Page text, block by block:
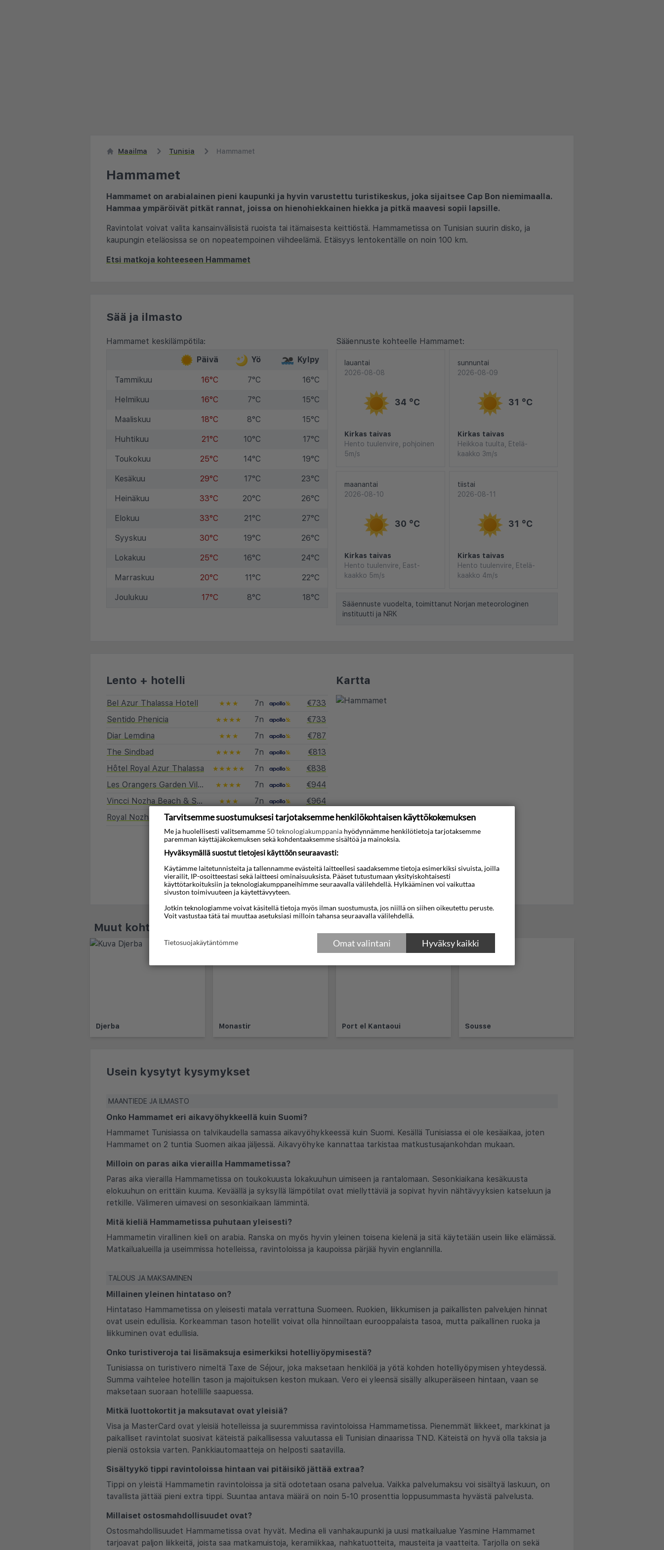
Maailma Tunisia Hammamet
Hammamet
Hammamet on arabialainen pieni kaupunki ja hyvin varustettu turistikeskus, joka sijaitsee Cap Bon niemimaalla.
Hammaa ympäröivät pitkät rannat, joissa on hienohiekkainen hiekka ja pitkä maavesi sopii lapsille.
Ravintolat voivat valita kansainvälisistä ruoista tai itämaisesta keittiöstä. Hammametissa on Tunisian suurin disko, ja
kaupungin eteläosissa se on nopeatempoinen viihdeelämä. Etäisyys lentokentälle on noin 100 km.
Etsi matkoja kohteeseen Hammamet
Sää ja ilmasto
Hammamet keskilämpötila:
Päivä
Yö Kylpy
Tammikuu 16°C 7°C 16°C
Helmikuu 16°C 7°C 15°C
Maaliskuu 18°C 8°C 15°C
Huhtikuu 21°C 10°C 17°C
Toukokuu 25°C 14°C 19°C
Kesäkuu 29°C 17°C 23°C
Heinäkuu 33°C 20°C 26°C
Elokuu 33°C 21°C 27°C
Syyskuu 30°C 19°C 26°C
Lokakuu 25°C 16°C 24°C
Marraskuu 20°C 11°C 22°C
Joulukuu 17°C 8°C 18°C
Sääennuste kohteelle Hammamet:
lauantai
2026-08-08
34 °C
Kirkas taivas
Hento tuulenvire, pohjoinen
5m/s
sunnuntai
2026-08-09
31 °C
Kirkas taivas
Heikkoa tuulta, Etelä-
kaakko 3m/s
maanantai
2026-08-10
30 °C
Kirkas taivas
Hento tuulenvire, East-
kaakko 5m/s
tiistai
2026-08-11
31 °C
Kirkas taivas
Hento tuulenvire, Etelä-
kaakko 4m/s
Sääennuste vuodelta, toimittanut Norjan meteorologinen
instituutti ja NRK
Lento + hotelli
Bel Azur Thalassa Hotell ★★★ 7n
€733
Sentido Phenicia
★★★★ 7n
€733
Diar Lemdina
★★★ 7n
€787
The Sindbad
★★★★ 7n
€813
Hôtel Royal Azur Thalassa
★★★★★ 7n
€838
Les Orangers Garden Villas & Bungalows
★★★★ 7n
€944
Vincci Nozha Beach & Spa
★★★ 7n
€964
Royal Nozha
★★★★ 7n €1.057
Etsi matkoja kohteeseen Hammamet
Kartta
Muut kohteet - Tunisia
Djerba Monastir Port el Kantaoui Sousse
Usein kysytyt kysymykset
MAANTIEDE JA ILMASTO
Onko Hammamet eri aikavyöhykkeellä kuin Suomi?
Hammamet Tunisiassa on talvikaudella samassa aikavyöhykkeessä kuin Suomi. Kesällä Tunisiassa ei ole kesäaikaa, joten
Hammamet on 2 tuntia Suomen aikaa jäljessä. Aikavyöhyke kannattaa tarkistaa matkustusajankohdan mukaan.
Milloin on paras aika vierailla Hammametissa?
Paras aika vierailla Hammametissa on toukokuusta lokakuuhun uimiseen ja rantalomaan. Sesonkiaikana kesäkuusta
elokuuhun on erittäin kuuma. Keväällä ja syksyllä lämpötilat ovat miellyttäviä ja sopivat hyvin nähtävyyksien katseluun ja
retkille. Välimeren uimavesi on sesonkiaikaan lämmintä.
Mitä kieliä Hammametissa puhutaan yleisesti?
Hammametin virallinen kieli on arabia. Ranska on myös hyvin yleinen toisena kielenä ja sitä käytetään usein liike elämässä.
Matkailualueilla ja useimmissa hotelleissa, ravintoloissa ja kaupoissa pärjää hyvin englannilla.
TALOUS JA MAKSAMINEN
Millainen yleinen hintataso on?
Hintataso Hammametissa on yleisesti matala verrattuna Suomeen. Ruokien, liikkumisen ja paikallisten palvelujen hinnat
ovat usein edullisia. Korkeamman tason hotellit voivat olla hinnoiltaan eurooppalaista tasoa, mutta paikallinen ruoka ja
liikkuminen ovat edullisia.
Onko turistiveroja tai lisämaksuja esimerkiksi hotelliyöpymisestä?
Tunisiassa on turistivero nimeltä Taxe de Séjour, joka maksetaan henkilöä ja yötä kohden hotelliyöpymisen yhteydessä.
Summa vaihtelee hotellin tason ja majoituksen keston mukaan. Vero ei yleensä sisälly alkuperäiseen hintaan, vaan se
maksetaan suoraan hotellille saapuessa.
Mitkä luottokortit ja maksutavat ovat yleisiä?
Visa ja MasterCard ovat yleisiä hotelleissa ja suuremmissa ravintoloissa Hammametissa. Pienemmät liikkeet, markkinat ja
paikalliset ravintolat suosivat käteistä paikallisessa valuutassa eli Tunisian dinaarissa TND. Käteistä on hyvä olla taksia ja
pieniä ostoksia varten. Pankkiautomaatteja on helposti saatavilla.
Sisältyykö tippi ravintoloissa hintaan vai pitäisikö jättää extraa?
Tippi on yleistä Hammametin ravintoloissa ja sitä odotetaan osana palvelua. Vaikka palvelumaksu voi sisältyä laskuun, on
tavallista jättää pieni extra tippi. Suuntaa antava määrä on noin 5-10 prosenttia loppusummasta hyvästä palvelusta.
Millaiset ostosmahdollisuudet ovat?
Ostosmahdollisuudet Hammametissa ovat hyvät. Medina eli vanhakaupunki ja uusi matkailualue Yasmine Hammamet
tarjoavat paljon liikkeitä, joista saa matkamuistoja, keramiikkaa, nahkatuotteita, mausteita ja vaatteita. Tarjolla on sekä
Tarvitsemme suostumuksesi tarjotaksemme henkilökohtaisen käyttökokemuksen
Me ja huolellisesti valitsemamme 50 teknologiakumppania hyödynnämme henkilötietoja tarjotaksemme
paremman käyttäjäkokemuksen sekä kohdentaaksemme sisältöä ja mainoksia.
Hyväksymällä suostut tietojesi käyttöön seuraavasti:
Käytämme laitetunnisteita ja tallennamme evästeitä laitteellesi saadaksemme tietoja esimerkiksi sivuista, joilla
vierailit, IP-osoitteestasi sekä laitteesi ominaisuuksista. Pääset tutustumaan yksityiskohtaisesti
käyttötarkoituksiin ja teknologiakumppaneihimme seuraavalla välilehdellä. Hylkääminen voi vaikuttaa
sivuston toimivuuteen ja käytettävyyteen.
Jotkin teknologiamme voivat käsitellä tietoja myös ilman suostumusta, jos niillä on siihen oikeutettu peruste.
Voit vastustaa tätä tai muuttaa asetuksiasi milloin tahansa seuraavalla välilehdellä.
Hyväksy kaikki
Omat valintani
Tietosuojakäytäntömme